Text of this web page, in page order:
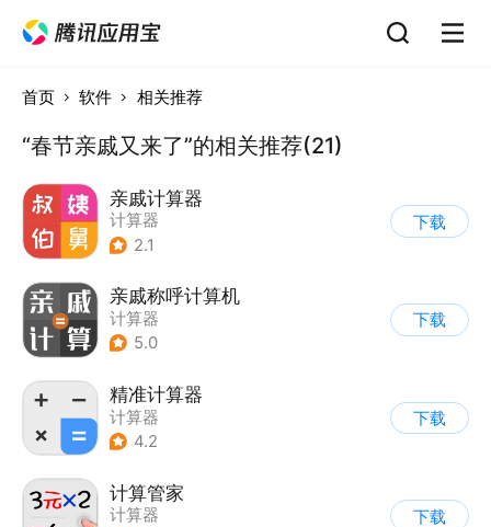
首页 软件 相关推荐
“春节亲戚又来了”的相关推荐(21)
亲戚计算器
计算器
2.1
下载
亲戚称呼计算机
计算器
5.0
下载
精准计算器
计算器
4.2
下载
计算管家
计算器
下载